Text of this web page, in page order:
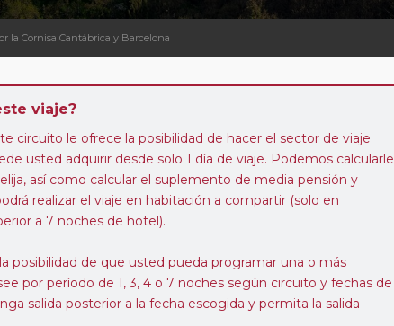
la Cornisa Cantábrica y Barcelona
viaje?
circuito le ofrece la posibilidad de hacer el sector de viaje
usted adquirir desde solo 1 día de viaje. Podemos calcularle
así como calcular el suplemento de media pensión y
realizar el viaje en habitación a compartir (solo en
a 7 noches de hotel).
posibilidad de que usted pueda programar una o más
por período de 1, 3, 4 o 7 noches según circuito y fechas de
salida posterior a la fecha escogida y permita la salida